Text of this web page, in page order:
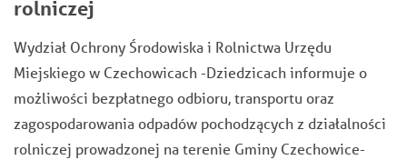
rolniczej
Wydział Ochrony Środowiska i Rolnictwa Urzędu
Miejskiego w Czechowicach -Dziedzicach informuje o
możliwości bezpłatnego odbioru, transportu oraz
zagospodarowania odpadów pochodzących z działalności
rolniczej prowadzonej na terenie Gminy Czechowice-